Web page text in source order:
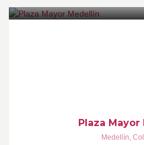
Plaza
Medellín,